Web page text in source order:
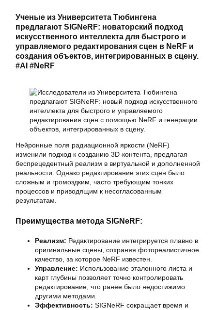
Ученые из Университета Тюбингена
предлагают SIGNeRF: новаторский подход
искусственного интеллекта для быстрого и
управляемого редактирования сцен в NeRF и
создания объектов, интегрированных в сцену.
#AI #NeRF
Нейронные поля радиационной яркости (NeRF)
изменили подход к созданию 3D-контента, предлагая
беспрецедентный реализм в виртуальной и дополненной
реальности. Однако редактирование этих сцен было
сложным и громоздким, часто требующим тонких
процессов и приводящим к несогласованным
результатам.
Преимущества метода SIGNeRF:
Реализм: Редактирование интегрируется плавно в
оригинальные сцены, сохраняя фотореалистичное
качество, за которое NeRF известен.
Управление: Использование эталонного листа и
карт глубины позволяет точно контролировать
редактирование, что ранее было недостижимо
другими методами.
Эффективность: SIGNeRF сокращает время и